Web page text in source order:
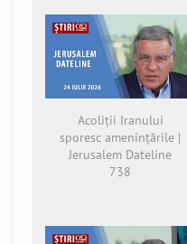
Acoliții Iranului
sporesc amenințările |
Jerusalem Dateline
738